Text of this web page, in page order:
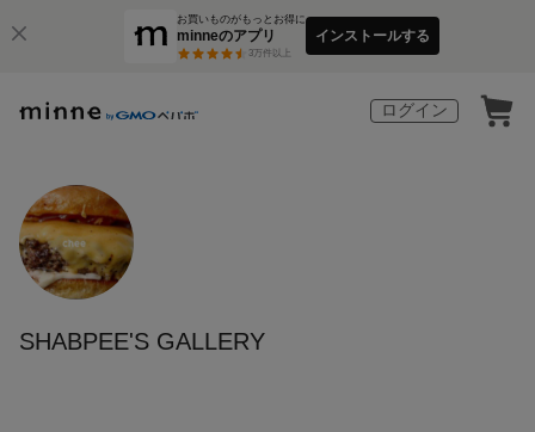
お買いものがもっとお得に
minneのアプリ
3万件以上
インストールする
ログイン
SHABPEE'S GALLERY